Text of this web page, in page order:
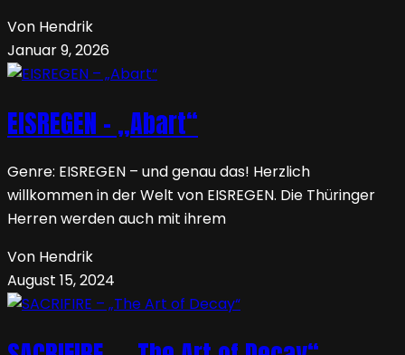
Von Hendrik
Januar 9, 2026
EISREGEN – „Abart“
Genre: EISREGEN – und genau das! Herzlich
willkommen in der Welt von EISREGEN. Die Thüringer
Herren werden auch mit ihrem
Von Hendrik
August 15, 2024